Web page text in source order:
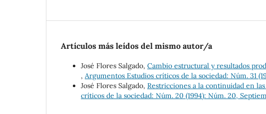
Artículos más leídos del mismo autor/a
José Flores Salgado, Cambio estructural y resultados
, Argumentos Estudios críticos de la sociedad: Núm. 31
José Flores Salgado, Restricciones a la continuidad en
críticos de la sociedad: Núm. 20 (1994): Núm. 20,